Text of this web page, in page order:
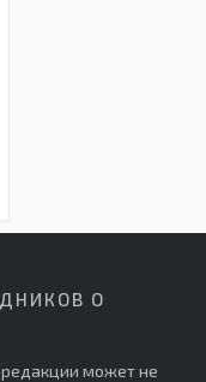
О
может не